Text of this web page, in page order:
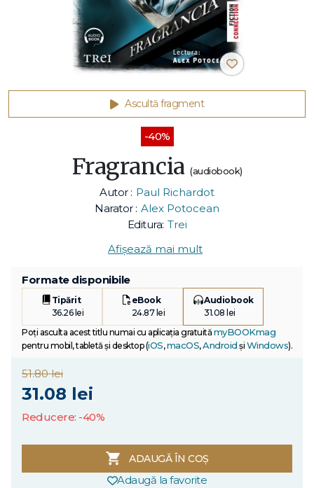
Ascultă fragment
-40%
Fragrancia (audiobook)
Autor : Paul Richardot
Narator : Alex Potocean
Editura: Trei
Afișează mai mult
Formate disponibile
Tipărit
36.26 lei
eBook
24.87 lei
Audiobook
31.08 lei
Poți asculta acest titlu numai cu aplicația gratuitămyBOOKmag
pentru mobil, tabletă și desktop (iOS,macOS,Android și Windows).
51.80 lei
31.08 lei
Reducere: -40%
ADAUGĂ ÎN COȘ
Adaugă la favorite